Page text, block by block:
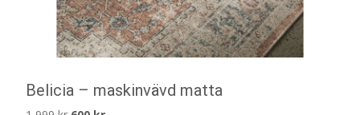
Belicia – maskinvävd matta